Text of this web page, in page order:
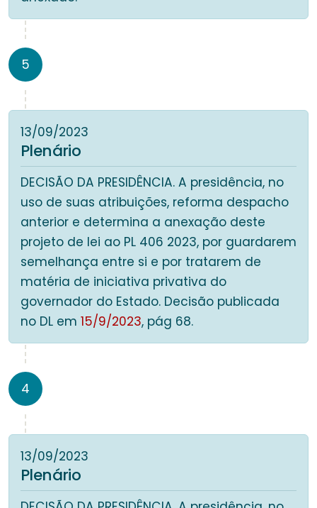
5
13/09/2023
Plenário
DECISÃO DA PRESIDÊNCIA. A presidência, no
uso de suas atribuições, reforma despacho
anterior e determina a anexação deste
projeto de lei ao PL 406 2023, por guardarem
semelhança entre si e por tratarem de
matéria de iniciativa privativa do
governador do Estado. Decisão publicada
no DL em 15/9/2023, pág 68.
4
13/09/2023
Plenário